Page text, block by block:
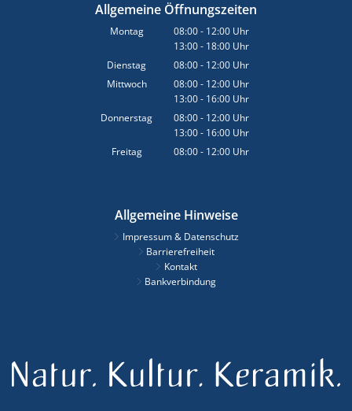
Allgemeine Öffnungszeiten
Montag 08:00- 12:00 Uhr
Von 08:00 bis 12:00 Uhr
13:00- 18:00 Uhr
Von 13:00 bis 18:00 Uhr
Dienstag 08:00- 12:00 Uhr
Von 08:00 bis 12:00 Uhr
Mittwoch 08:00- 12:00 Uhr
Von 08:00 bis 12:00 Uhr
13:00- 16:00 Uhr
Von 13:00 bis 16:00 Uhr
Donnerstag 08:00- 12:00 Uhr
Von 08:00 bis 12:00 Uhr
13:00- 16:00 Uhr
Von 13:00 bis 16:00 Uhr
Freitag 08:00- 12:00 Uhr
Allgemeine Hinweise
Impressum & Datenschutz
Barrierefreiheit
Kontakt
Bankverbindung